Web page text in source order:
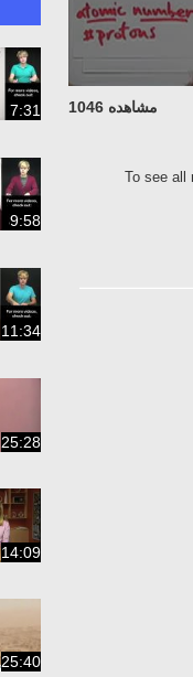
مشاهده 1046
To see all
7:31
9:58
11:34
25:28
14:09
25:40